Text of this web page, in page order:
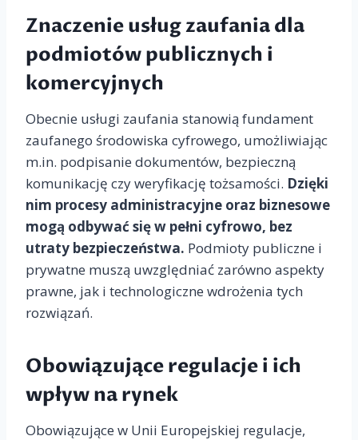
Znaczenie usług zaufania dla
podmiotów publicznych i
komercyjnych
Obecnie usługi zaufania stanowią fundament
zaufanego środowiska cyfrowego, umożliwiając
m.in. podpisanie dokumentów, bezpieczną
komunikację czy weryfikację tożsamości. Dzięki
nim procesy administracyjne oraz biznesowe
mogą odbywać się w pełni cyfrowo, bez
utraty bezpieczeństwa. Podmioty publiczne i
prywatne muszą uwzględniać zarówno aspekty
prawne, jak i technologiczne wdrożenia tych
rozwiązań.
Obowiązujące regulacje i ich
wpływ na rynek
Obowiązujące w Unii Europejskiej regulacje,